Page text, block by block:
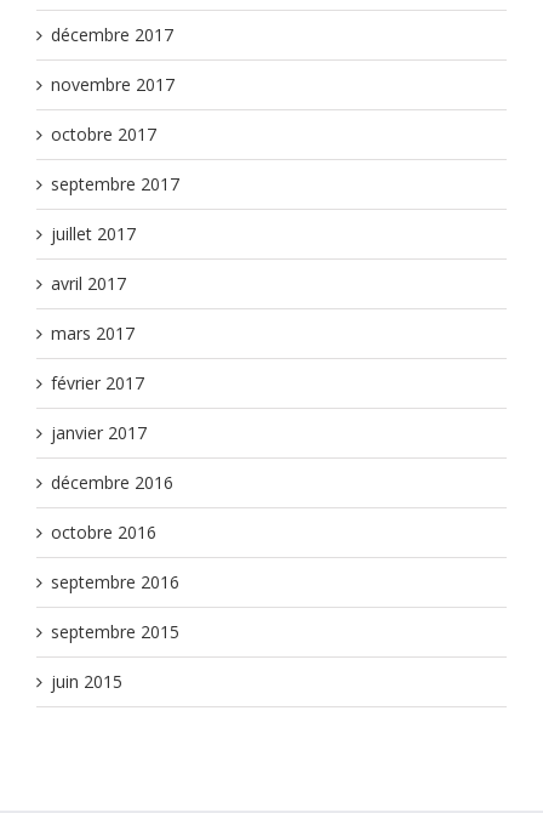
décembre 2017
novembre 2017
octobre 2017
septembre 2017
juillet 2017
avril 2017
mars 2017
février 2017
janvier 2017
décembre 2016
octobre 2016
septembre 2016
septembre 2015
juin 2015